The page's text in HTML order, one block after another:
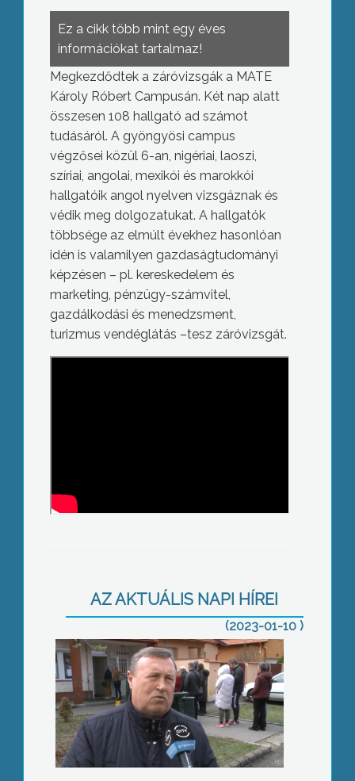
Ez a cikk több mint egy éves
információkat tartalmaz!
Megkezdődtek a záróvizsgák a MATE
Károly Róbert Campusán. Két nap alatt
összesen 108 hallgató ad számot
tudásáról. A gyöngyösi campus
végzősei közül 6-an, nigériai, laoszi,
szíriai, angolai, mexikói és marokkói
hallgatóik angol nyelven vizsgáznak és
védik meg dolgozatukat. A hallgatók
többsége az elmúlt évekhez hasonlóan
idén is valamilyen gazdaságtudományi
képzésen – pl. kereskedelem és
marketing, pénzügy-számvitel,
gazdálkodási és menedzsment,
turizmus vendéglátás –tesz záróvizsgát.
AZ AKTUÁLIS NAPI HÍREI
(2023-01-10 )
költségvetést
Kitüntetésekre vár javaslatot az
önkormányzat